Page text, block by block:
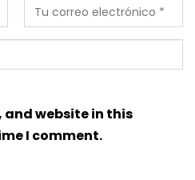
and website in this
I comment.